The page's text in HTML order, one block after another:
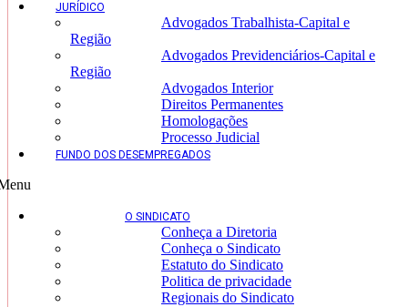
JURÍDICO
Advogados Trabalhista-Capital e
Região
Advogados Previdenciários-Capital e
Região
Advogados Interior
Direitos Permanentes
Homologações
Processo Judicial
FUNDO DOS DESEMPREGADOS
O SINDICATO
Conheça a Diretoria
Conheça o Sindicato
Estatuto do Sindicato
Politica de privacidade
Regionais do Sindicato